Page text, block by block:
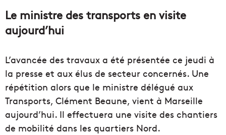
Le ministre des transports en visite
aujourd’hui
L’avancée des travaux a été présentée ce jeudi à
la presse et aux élus de secteur concernés. Une
répétition alors que le ministre délégué aux
Transports, Clément Beaune, vient à Marseille
aujourd’hui. Il effectuera une visite des chantiers
de mobilité dans les quartiers Nord.